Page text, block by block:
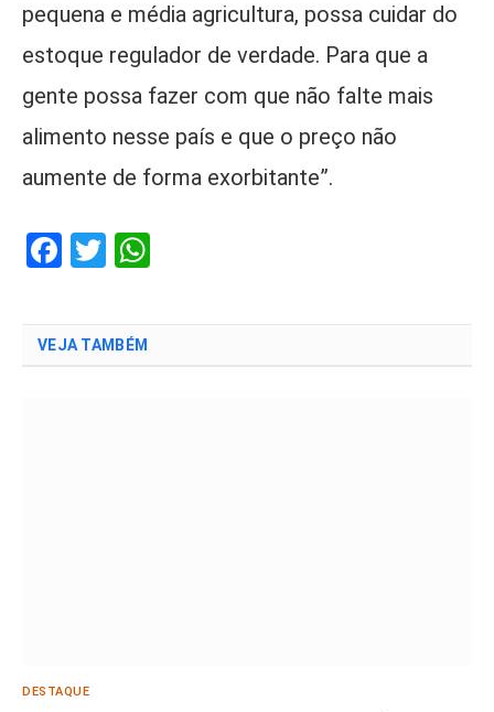
pequena e média agricultura, possa cuidar do
estoque regulador de verdade. Para que a
gente possa fazer com que não falte mais
alimento nesse país e que o preço não
aumente de forma exorbitante”.
Facebook
Twitter
VEJA TAMBÉM
DESTAQUE